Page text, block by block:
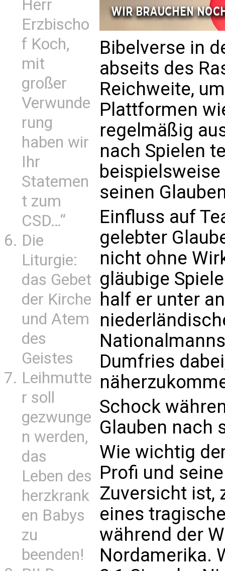
Herr
Erzbischo
f Koch,
mit
großer
Verwunde
rung
haben wir
Ihr
Statemen
t zum
CSD…“
Die
Liturgie:
das Gebet
der Kirche
und Atem
des
Geistes
Leihmutte
r soll
gezwunge
n werden,
das
Leben des
herzkrank
en Babys
zu
beenden!
Bibelverse in
abseits des
Reichweite,
Plattformen
regelmäßig
nach Spielen
seinen
Einfluss auf
gelebter
nicht ohne
gläubige
half er unter
Dumfries
Schock
Glauben nach
Wie wichtig
Profi und
Zuversicht ist,
eines
während der
Nordamerika.